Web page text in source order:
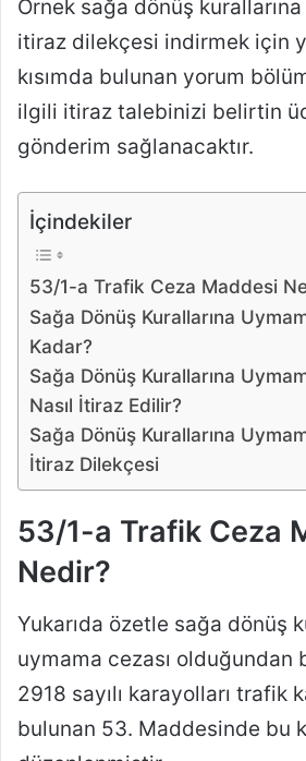
Örnek sağa dönüş
itiraz dilekçesi indirmek için
kısımda bulunan yorum
ilgili itiraz talebinizi belirtin
gönderim sağlanacaktır.
İçindekiler
53/1-a Trafik Ceza Maddesi
Sağa Dönüş Kurallarına
Kadar?
Sağa Dönüş Kurallarına
Nasıl İtiraz Edilir?
Sağa Dönüş Kurallarına
İtiraz Dilekçesi
53/1-a Trafik Ceza
Nedir?
Yukarıda özetle sağa dönüş
uymama cezası olduğundan
2918 sayılı karayolları trafik
bulunan 53. Maddesinde bu